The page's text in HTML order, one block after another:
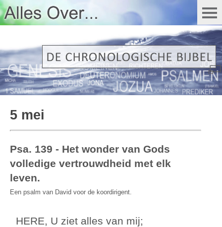
5 mei
Psa. 139 - Het wonder van Gods
volledige vertrouwdheid met elk
leven.
Een psalm van David voor de koordirigent.
HERE, U ziet alles van mij;